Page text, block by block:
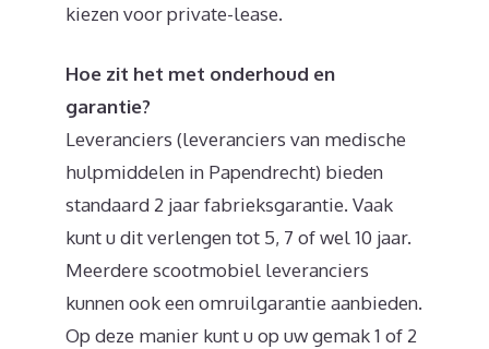
kiezen voor private-lease.
Hoe zit het met onderhoud en
garantie?
Leveranciers (leveranciers van medische
hulpmiddelen in Papendrecht) bieden
standaard 2 jaar fabrieksgarantie. Vaak
kunt u dit verlengen tot 5, 7 of wel 10 jaar.
Meerdere scootmobiel leveranciers
kunnen ook een omruilgarantie aanbieden.
Op deze manier kunt u op uw gemak 1 of 2